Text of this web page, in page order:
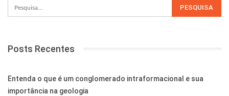
Posts Recentes
Entenda o que é um conglomerado intraformacional e sua
importância na geologia